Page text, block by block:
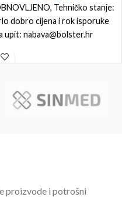
Tehničko stanje:
dobro cijena i rok isporuke
upit: nabava@bolster.hr
proizvode i potrošni